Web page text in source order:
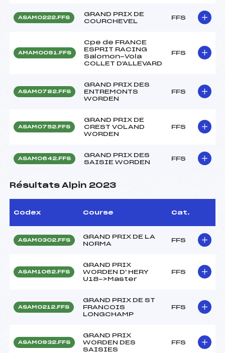
ASAM0222.FFS
GRAND PRIX DE
COURCHEVEL
FFS
AMAM0091.FFS
Cpe de FRANCE
ESPRIT RACING
Salomon-Vola
COLLET D'ALLEVARD
FFS
ASAM0782.FFS
GRAND PRIX DES
ENTREMONTS
WORDEN
FFS
ASAM0752.FFS
GRAND PRIX DE
CREST VOLAND
WORDEN
FFS
ASAM0642.FFS
GRAND PRIX DES
SAISIE WORDEN
FFS
Résultats Alpin 2023
Codex Course Cat.
ASAM0302.FFS
GRAND PRIX DE LA
NORMA
FFS
ASAM1062.FFS
GRAND PRIX
WORDEN D' HERY
U18->Master
FFS
ASAM0212.FFS
GRAND PRIX DE ST
FRANCOIS
LONGCHAMP
FFS
ASAM0932.FFS
GRAND PRIX
WORDEN DES
SAISIES
FFS